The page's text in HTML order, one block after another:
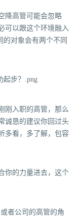
降高管可能会忽略
可以跟这个环境融入
对象会有两个不同
刚入职的高管，那么
诚恳的建议你回过头
多看，多了解，包容
你的力量进去，这个
者公司的高管的角